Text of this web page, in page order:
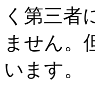
く第三者
ません。
います。